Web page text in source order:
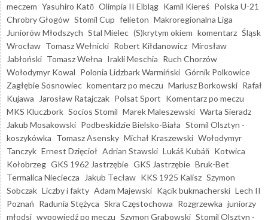
meczem Yasuhiro Katō Olimpia II Elbląg Kamil Kiereś Polska U-21
Chrobry Głogów Stomil Cup felieton Makroregionalna Liga
Juniorów Młodszych Stal Mielec (S)krytym okiem komentarz Śląsk
Wrocław Tomasz Wełnicki Robert Kiłdanowicz Mirosław
Jabłoński Tomasz Wełna Irakli Meschia Ruch Chorzów
Wołodymyr Kowal Polonia Lidzbark Warmiński Górnik Polkowice
Zagłębie Sosnowiec komentarz po meczu Mariusz Borkowski Rafał
Kujawa
Jarosław Ratajczak Polsat Sport Komentarz po meczu
MKS Kluczbork Socios Stomil Marek Maleszewski Warta Sieradz
Jakub Mosakowski Podbeskidzie Bielsko-Biała Stomil Olsztyn -
koszykówka Tomasz Asensky Michał Kraszewski Wołodymyr
Tanczyk Ernest Dzięcioł Adrian Stawski Lukáš Kubáň Kotwica
Kołobrzeg GKS 1962 Jastrzębie GKS Jastrzębie Bruk-Bet
Termalica Nieciecza
Jakub Tecław KKS 1925 Kalisz Szymon
Sobczak Liczby i fakty Adam Majewski Kącik bukmacherski Lech II
Poznań Radunia Stężyca Skra Częstochowa Rozgrzewka juniorzy
młodsi wypowiedź po meczu Szymon Grabowski Stomil Olsztyn -